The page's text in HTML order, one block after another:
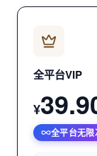
全平台VIP
¥
全平台无限